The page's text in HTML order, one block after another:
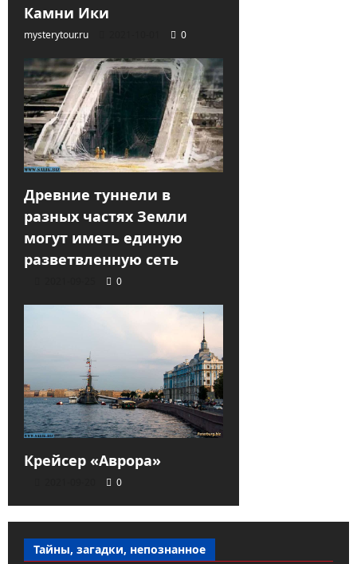
Камни Ики
mysterytour.ru 0
Древние туннели в
разных частях Земли
могут иметь единую
разветвленную сеть
0
Крейсер «Аврора»
0
Тайны, загадки, непознанное